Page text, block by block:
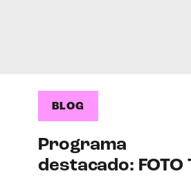
BLOG
Programa
destacado: FOTO